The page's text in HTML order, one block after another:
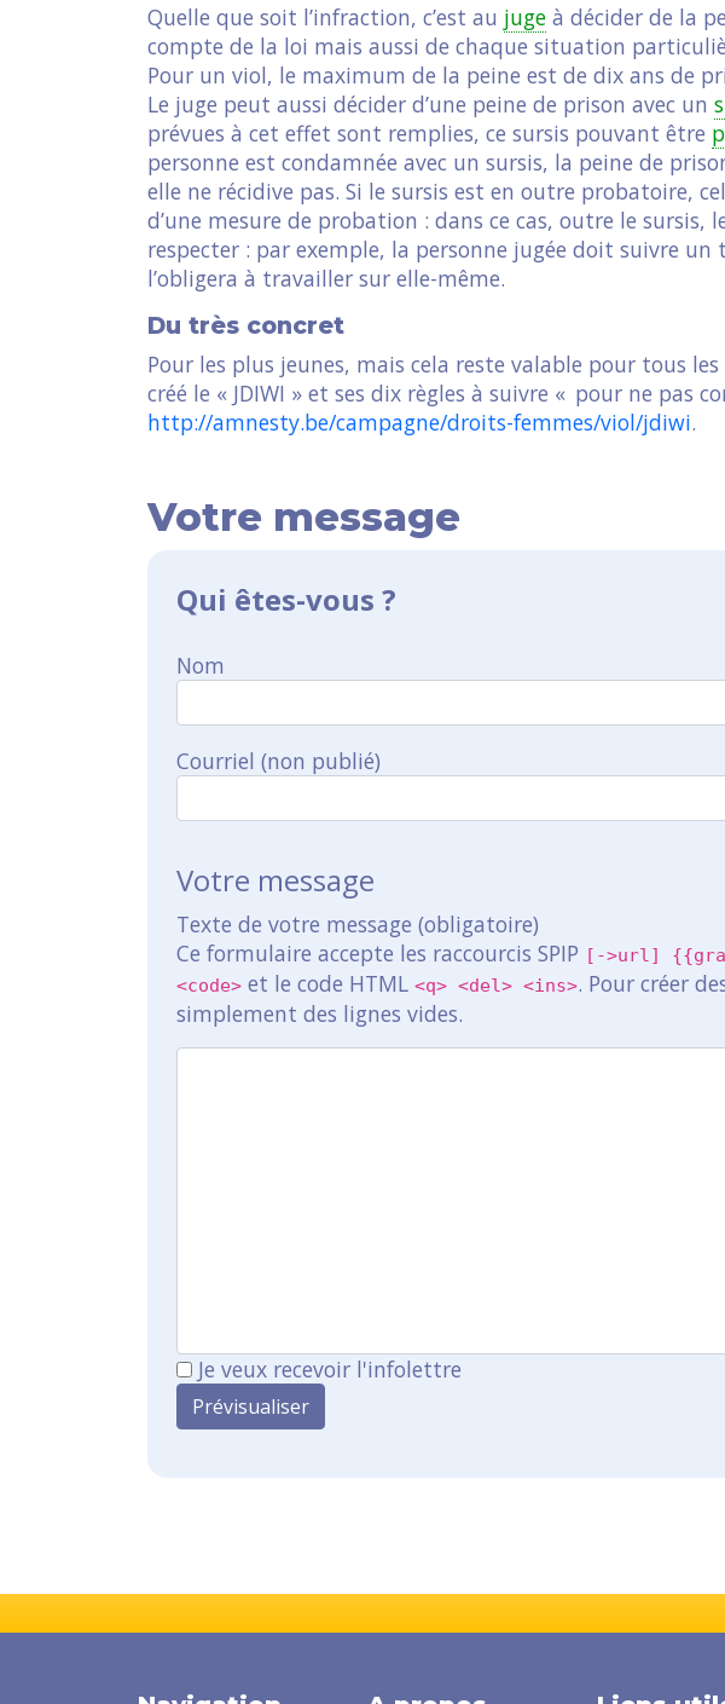
Quelle que soit l’infraction, c’est au juge à décider de la
compte de la loi mais aussi de chaque situation
Pour un viol, le maximum de la peine est de dix ans de
Le juge peut aussi décider d’une peine de prison avec un
prévues à cet effet sont remplies, ce sursis pouvant être
personne est condamnée avec un sursis, la peine de
elle ne récidive pas. Si le sursis est en outre probatoire,
d’une mesure de probation : dans ce cas, outre le sursis,
respecter : par exemple, la personne jugée doit suivre
l’obligera à travailler sur elle-même.
Du très concret
Pour les plus jeunes, mais cela reste valable pour tous
créé le « JDIWI » et ses dix règles à suivre « pour ne pas
http://amnesty.be/campagne/droits-femmes/viol/jdiwi.
Votre message
Qui êtes-vous ?
Nom
Courriel (non publié)
Votre message
Texte de votre message (obligatoire)
Ce formulaire accepte les raccourcis SPIP [->url]
<code> et le code HTML <q> <del> <ins>. Pour créer
simplement des lignes vides.
Je veux recevoir l'infolettre